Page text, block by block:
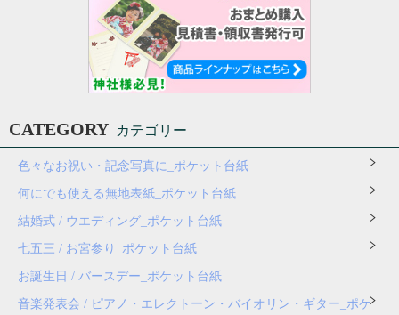
CATEGORY カテゴリー
色々なお祝い・記念写真に_ポケット台紙
何にでも使える無地表紙_ポケット台紙
結婚式 / ウエディング_ポケット台紙
七五三 / お宮参り_ポケット台紙
お誕生日 / バースデー_ポケット台紙
音楽発表会 / ピアノ・エレクトーン・バイオリン・ギター_ポケ